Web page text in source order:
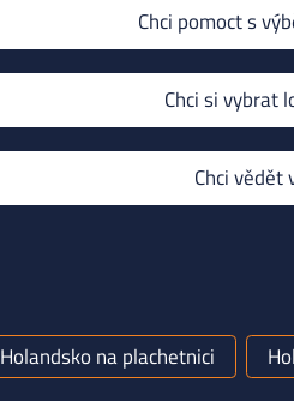
Chci pomoct s
Chci si vybrat
Chci vědět
Holandsko na plachetnici